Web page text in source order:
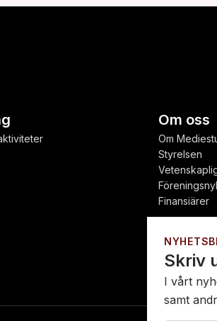
Skriv
I vårt
samt
Om oss
Om
Styrelsen
Finansiärer